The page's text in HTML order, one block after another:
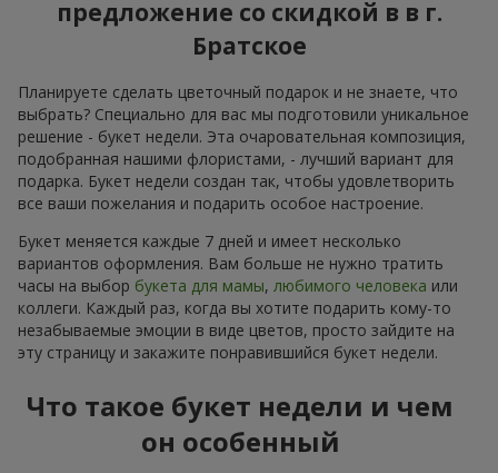
предложение со скидкой в в г.
Братское
Планируете сделать цветочный подарок и не знаете, что
выбрать? Специально для вас мы подготовили уникальное
решение - букет недели. Эта очаровательная композиция,
подобранная нашими флористами, - лучший вариант для
подарка. Букет недели создан так, чтобы удовлетворить
все ваши пожелания и подарить особое настроение.
Букет меняется каждые 7 дней и имеет несколько
вариантов оформления. Вам больше не нужно тратить
часы на выбор букета для мамы, любимого человека или
коллеги. Каждый раз, когда вы хотите подарить кому-то
незабываемые эмоции в виде цветов, просто зайдите на
эту страницу и закажите понравившийся букет недели.
Что такое букет недели и чем
он особенный